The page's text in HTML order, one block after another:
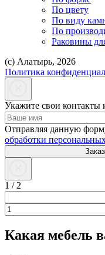
По цвету
По виду
По
Раковины
(с) Алатырь, 2026
Политика
Укажите свои
Отправляя данную
обработки
1 / 2
Какая мебель